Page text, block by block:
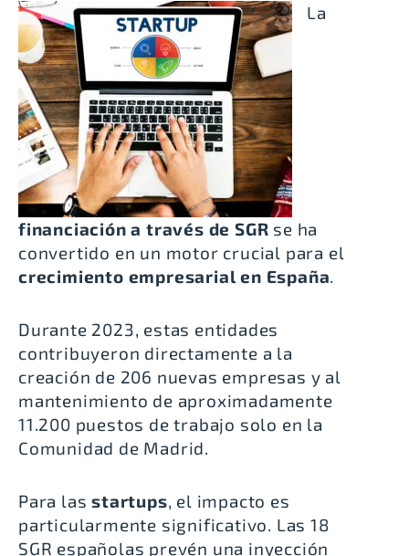
La
financiación a través de SGR se ha
convertido en un motor crucial para el
crecimiento empresarial en España.
Durante 2023, estas entidades
contribuyeron directamente a la
creación de 206 nuevas empresas y al
mantenimiento de aproximadamente
11.200 puestos de trabajo solo en la
Comunidad de Madrid.
Para lasstartups, el impacto es
particularmente significativo. Las 18
SGR españolas prevén una inyección